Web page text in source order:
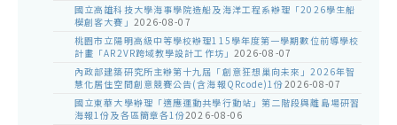
國立高雄科技大學海事學院造船及海洋工程系辦理「2026學生船
模創客大賽」 2026-08-07
桃園市立陽明高級中等學校辦理115學年度第一學期數位前導學校
計畫「AR2VR跨域教學設計工作坊」 2026-08-07
內政部建築研究所主辦第十九屆「創意狂想巢向未來」2026年智
慧化居住空間創意競賽公告(含海報QRcode)1份2026-08-07
國立東華大學辦理「適應運動共學行動站」第二階段與離島場研習
海報1份及各區簡章各1份2026-08-06